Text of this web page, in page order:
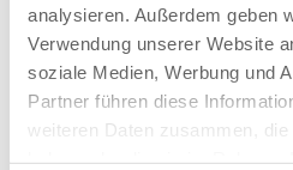
analysieren. Außerdem geben
Verwendung unserer Website
soziale Medien, Werbung und
Partner führen diese
weiteren Daten zusammen,
von Protein
es gut verwertet wird
es keine Verdauungsprobleme
es den Körper lang anhaltend